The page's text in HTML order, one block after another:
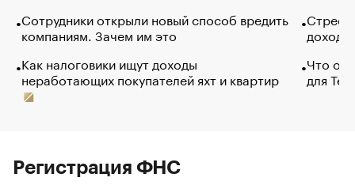
Сотрудники открыли новый способ вредить
компаниям. Зачем им это
Как налоговики ищут доходы
неработающих покупателей яхт и квартир
Что
для
Регистрация ФНС